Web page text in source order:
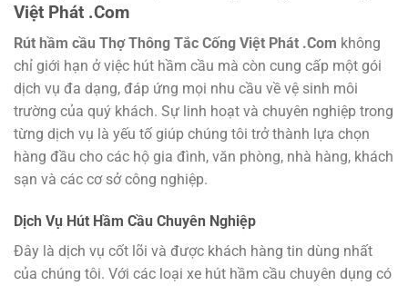
Việt Phát .Com
Rút hầm cầu Thợ Thông Tắc Cống Việt Phát .Com không
chỉ giới hạn ở việc hút hầm cầu mà còn cung cấp một gói
dịch vụ đa dạng, đáp ứng mọi nhu cầu về vệ sinh môi
trường của quý khách. Sự linh hoạt và chuyên nghiệp trong
từng dịch vụ là yếu tố giúp chúng tôi trở thành lựa chọn
hàng đầu cho các hộ gia đình, văn phòng, nhà hàng, khách
sạn và các cơ sở công nghiệp.
Dịch Vụ Hút Hầm Cầu Chuyên Nghiệp
Đây là dịch vụ cốt lõi và được khách hàng tin dùng nhất
của chúng tôi. Với các loại xe hút hầm cầu chuyên dụng có